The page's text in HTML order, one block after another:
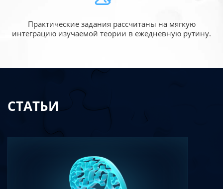
Практические задания рассчитаны на мягкую
интеграцию изучаемой теории в ежедневную рутину.
СТАТЬИ